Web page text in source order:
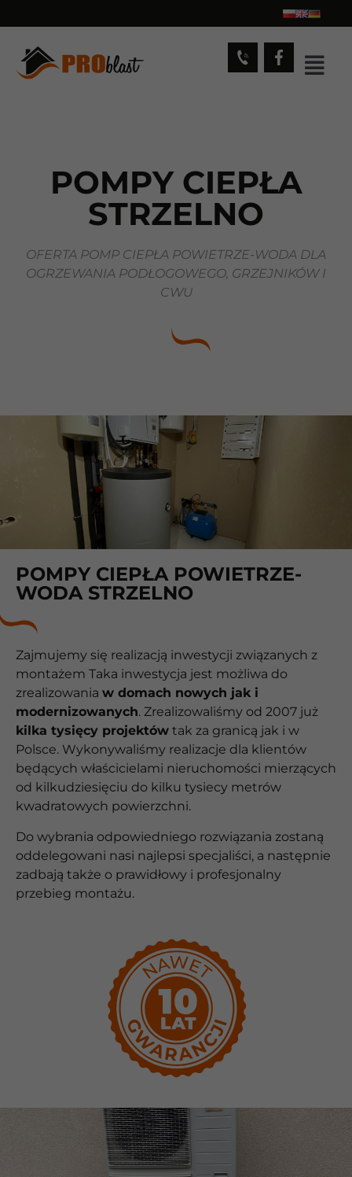
POMPY CIEPŁA
STRZELNO
OFERTA POMP CIEPŁA POWIETRZE-WODA DLA
OGRZEWANIA PODŁOGOWEGO, GRZEJNIKÓW I
CWU
POMPY CIEPŁA POWIETRZE-
WODA STRZELNO
Zajmujemy się realizacją inwestycji związanych z
montażem Taka inwestycja jest możliwa do
zrealizowania w domach nowych jak i
modernizowanych. Zrealizowaliśmy od 2007 już
kilka tysięcy projektów tak za granicą jak i w
Polsce. Wykonywaliśmy realizacje dla klientów
będących właścicielami nieruchomości mierzących
od kilkudziesięciu do kilku tysiecy metrów
kwadratowych powierzchni.
Do wybrania odpowiedniego rozwiązania zostaną
oddelegowani nasi najlepsi specjaliści, a następnie
zadbają także o prawidłowy i profesjonalny
przebieg montażu.